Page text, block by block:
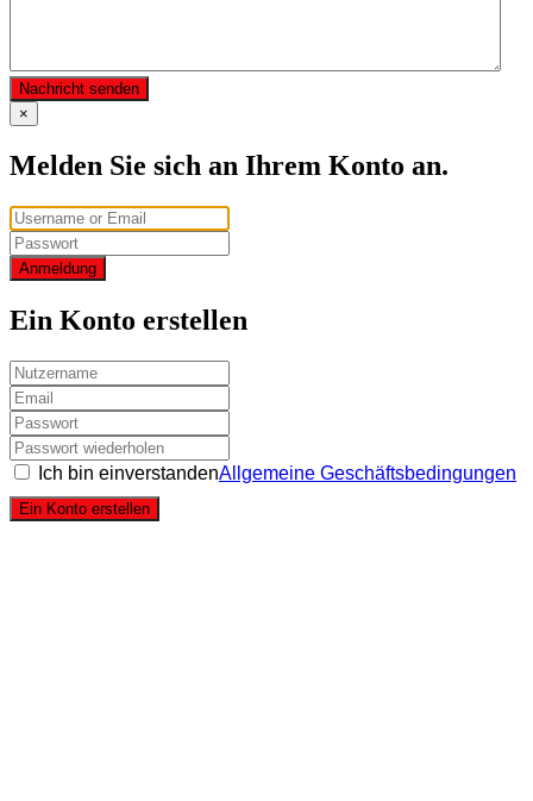
Nachricht senden
×
Melden Sie sich an Ihrem Konto an.
Anmeldung
Ein Konto erstellen
Ich bin einverstandenAllgemeine Geschäftsbedingungen
Ein Konto erstellen